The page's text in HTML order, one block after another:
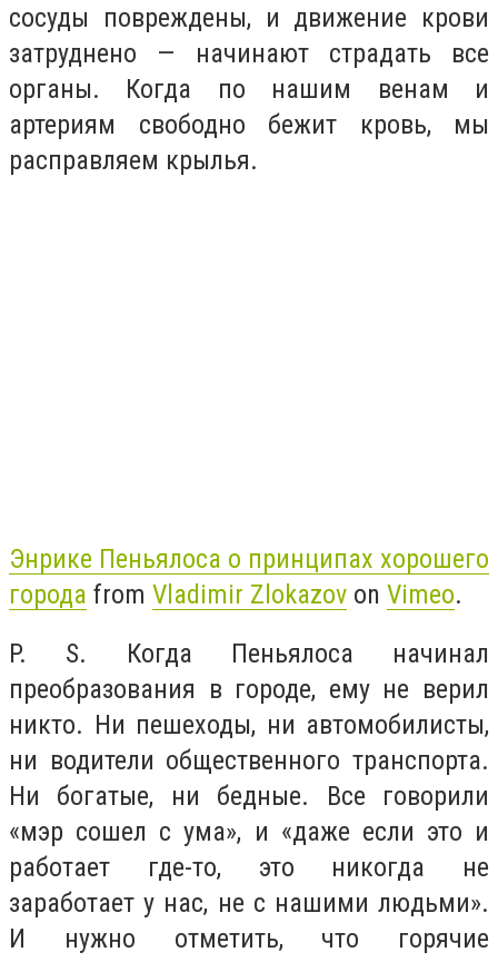
сосуды повреждены, и движение крови
затруднено — начинают страдать все
органы. Когда по нашим венам и
артериям свободно бежит кровь, мы
расправляем крылья.
Энрике Пеньялоса о принципах хорошего
города from Vladimir Zlokazov on Vimeo.
P. S. Когда Пеньялоса начинал
преобразования в городе, ему не верил
никто. Ни пешеходы, ни автомобилисты,
ни водители общественного транспорта.
Ни богатые, ни бедные. Все говорили
«мэр сошел с ума», и «даже если это и
работает где-то, это никогда не
заработает у нас, не с нашими людьми».
И нужно отметить, что горячие